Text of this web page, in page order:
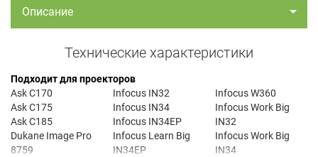
Описание
Технические характеристики
Подходит для проекторов
Ask C170
Ask C175
Ask C185
Dukane Image Pro
8759
Infocus IN32
Infocus IN34
Infocus IN34EP
Infocus Learn Big
IN34EP
Infocus W360
Infocus Work Big
IN32
Infocus Work Big
IN34